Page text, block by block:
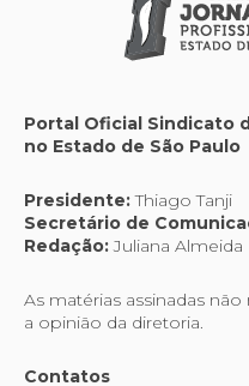
Portal Oficial Sindicato
no Estado de São Paulo
Presidente:Thiago Tanji
Secretário de
Redação:Juliana Almeida
As matérias assinadas
a opinião da diretoria.
Contatos